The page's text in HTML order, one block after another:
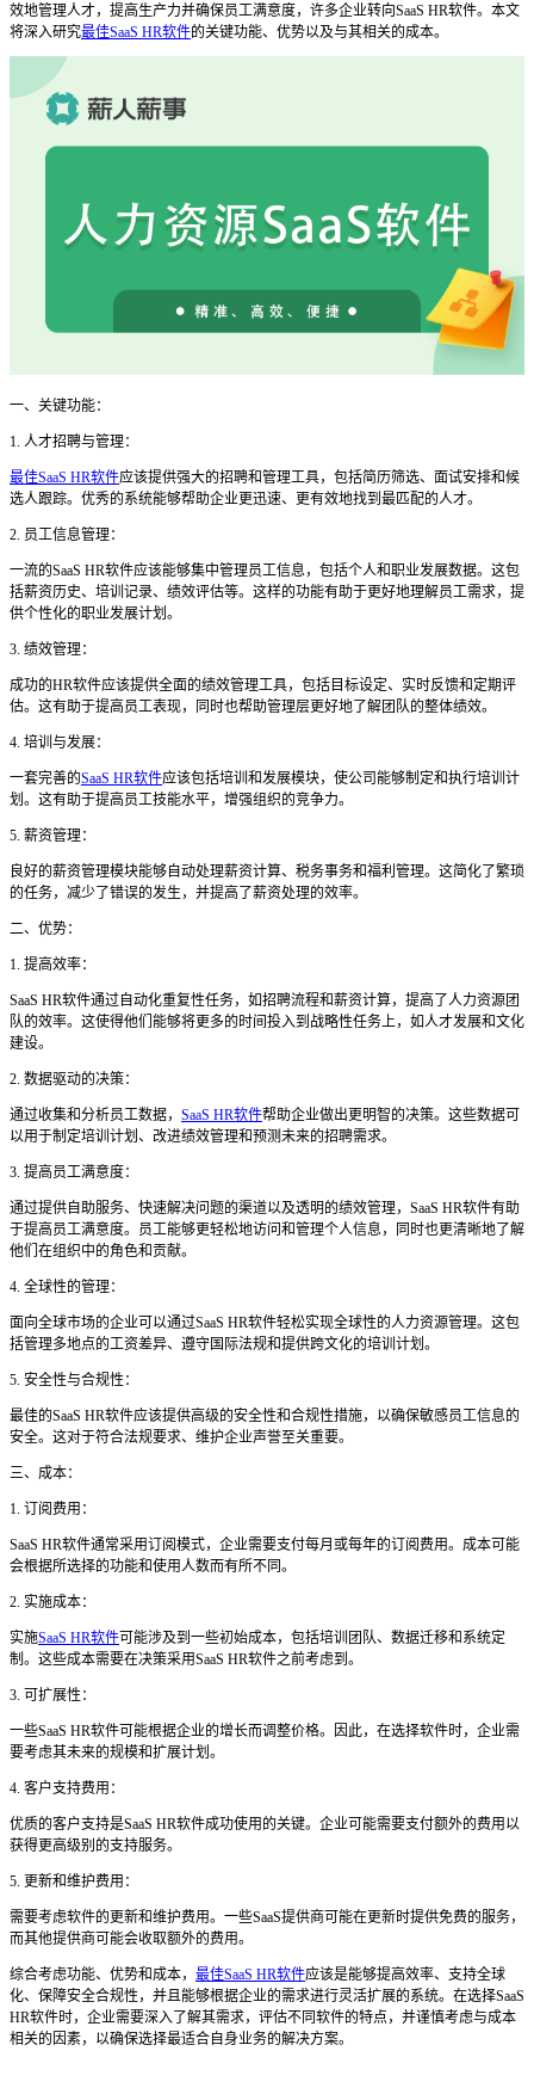
效地管理人才，提高生产力并确保员工满意度，许多企业转向SaaS HR软件。本文
将深入研究最佳SaaS HR软件的关键功能、优势以及与其相关的成本。
一、关键功能：
1. 人才招聘与管理：
最佳SaaS HR软件应该提供强大的招聘和管理工具，包括简历筛选、面试安排和候
选人跟踪。优秀的系统能够帮助企业更迅速、更有效地找到最匹配的人才。
2. 员工信息管理：
一流的SaaS HR软件应该能够集中管理员工信息，包括个人和职业发展数据。这包
括薪资历史、培训记录、绩效评估等。这样的功能有助于更好地理解员工需求，提
供个性化的职业发展计划。
3. 绩效管理：
成功的HR软件应该提供全面的绩效管理工具，包括目标设定、实时反馈和定期评
估。这有助于提高员工表现，同时也帮助管理层更好地了解团队的整体绩效。
4. 培训与发展：
一套完善的SaaS HR软件应该包括培训和发展模块，使公司能够制定和执行培训计
划。这有助于提高员工技能水平，增强组织的竞争力。
5. 薪资管理：
良好的薪资管理模块能够自动处理薪资计算、税务事务和福利管理。这简化了繁琐
的任务，减少了错误的发生，并提高了薪资处理的效率。
二、优势：
1. 提高效率：
SaaS HR软件通过自动化重复性任务，如招聘流程和薪资计算，提高了人力资源团
队的效率。这使得他们能够将更多的时间投入到战略性任务上，如人才发展和文化
建设。
2. 数据驱动的决策：
通过收集和分析员工数据， SaaS HR软件帮助企业做出更明智的决策。这些数据可
以用于制定培训计划、改进绩效管理和预测未来的招聘需求。
3. 提高员工满意度：
通过提供自助服务、快速解决问题的渠道以及透明的绩效管理， SaaS HR软件有助
于提高员工满意度。员工能够更轻松地访问和管理个人信息，同时也更清晰地了解
他们在组织中的角色和贡献。
4. 全球性的管理：
面向全球市场的企业可以通过SaaS HR软件轻松实现全球性的人力资源管理。这包
括管理多地点的工资差异、遵守国际法规和提供跨文化的培训计划。
5. 安全性与合规性：
最佳的SaaS HR软件应该提供高级的安全性和合规性措施，以确保敏感员工信息的
安全。这对于符合法规要求、维护企业声誉至关重要。
三、成本：
1. 订阅费用：
SaaS HR软件通常采用订阅模式，企业需要支付每月或每年的订阅费用。成本可能
会根据所选择的功能和使用人数而有所不同。
2. 实施成本：
实施SaaS HR软件可能涉及到一些初始成本，包括培训团队、数据迁移和系统定
制。这些成本需要在决策采用SaaS HR软件之前考虑到。
3. 可扩展性：
一些SaaS HR软件可能根据企业的增长而调整价格。因此，在选择软件时，企业需
要考虑其未来的规模和扩展计划。
4. 客户支持费用：
优质的客户支持是SaaS HR软件成功使用的关键。企业可能需要支付额外的费用以
获得更高级别的支持服务。
5. 更新和维护费用：
需要考虑软件的更新和维护费用。一些SaaS提供商可能在更新时提供免费的服务，
而其他提供商可能会收取额外的费用。
综合考虑功能、优势和成本， 最佳SaaS HR软件应该是能够提高效率、支持全球
化、保障安全合规性，并且能够根据企业的需求进行灵活扩展的系统。在选择SaaS
HR软件时，企业需要深入了解其需求，评估不同软件的特点，并谨慎考虑与成本
相关的因素，以确保选择最适合自身业务的解决方案。